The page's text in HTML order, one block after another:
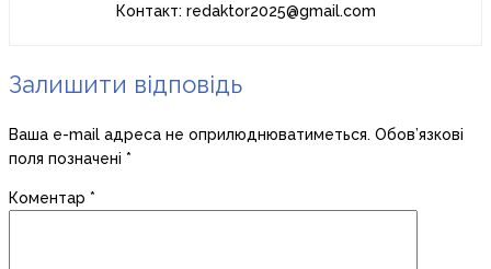
Контакт: redaktor2025@gmail.com
Залишити відповідь
Ваша e-mail адреса не оприлюднюватиметься. Обов’язкові
поля позначені *
Коментар *